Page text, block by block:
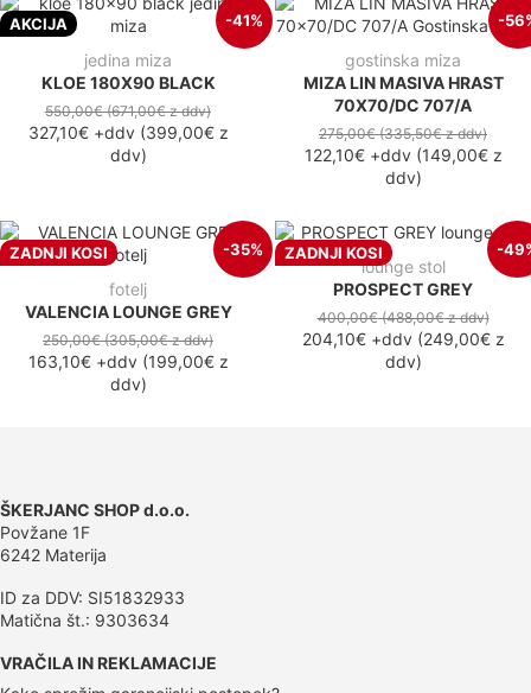
AKCIJA -41%
jedina miza
KLOE 180X90 BLACK
550,00€(671,00€z ddv)
327,10€+ddv(399,00€z
ddv)
-
gostinska miza
MIZA LIN MASIVA HRAST
70X70/DC 707/A
275,00€(335,50€z ddv)
122,10€+ddv(149,00€z
ddv)
ZADNJI KOSI -35%
fotelj
VALENCIA LOUNGE GREY
250,00€(305,00€z ddv)
163,10€+ddv(199,00€z
ddv)
ZADNJI KOSI -
lounge stol
PROSPECT GREY
400,00€(488,00€z ddv)
204,10€+ddv(249,00€z
ddv)
ŠKERJANC SHOP d.o.o.
Povžane 1F
6242 Materija
ID za DDV: SI51832933
Matična št.: 9303634
VRAČILA IN REKLAMACIJE